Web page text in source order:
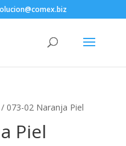
073-02 Naranja Piel
Piel